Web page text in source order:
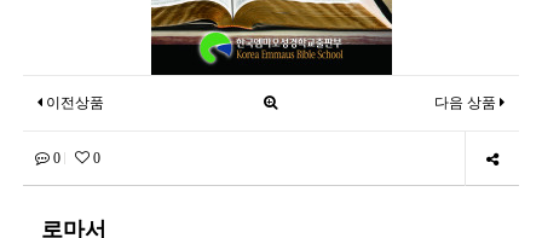
이전상품 다음 상품
0 0
로마서